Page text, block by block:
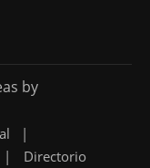
by
Directorio